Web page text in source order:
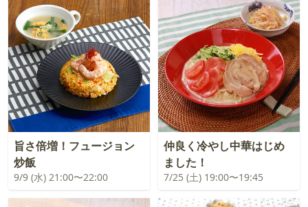
旨さ倍増！フュージョン
炒飯
9/9 (水) 21:00〜22:00
仲良く冷やし中華はじめ
ました！
7/25 (土) 19:00〜19:45